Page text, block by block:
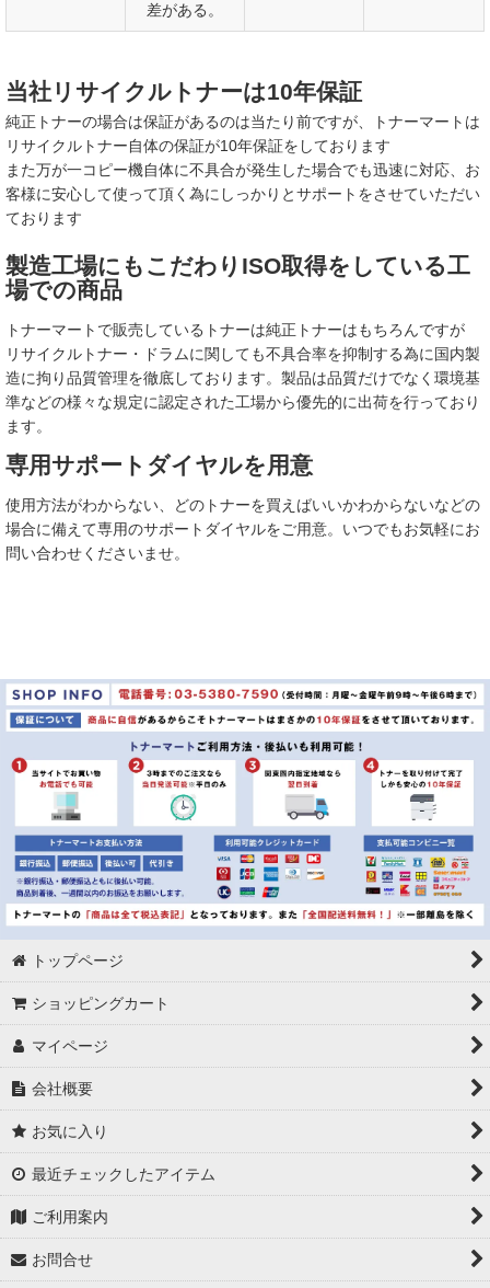
差がある。
当社リサイクルトナーは10年保証
純正トナーの場合は保証があるのは当たり前ですが、トナーマートは
リサイクルトナー自体の保証が10年保証をしております
また万が一コピー機自体に不具合が発生した場合でも迅速に対応、お
客様に安心して使って頂く為にしっかりとサポートをさせていただい
ております
製造工場にもこだわりISO取得をしている工
場での商品
トナーマートで販売しているトナーは純正トナーはもちろんですが
リサイクルトナー・ドラムに関しても不具合率を抑制する為に国内製
造に拘り品質管理を徹底しております。製品は品質だけでなく環境基
準などの様々な規定に認定された工場から優先的に出荷を行っており
ます。
専用サポートダイヤルを用意
使用方法がわからない、どのトナーを買えばいいかわからないなどの
場合に備えて専用のサポートダイヤルをご用意。いつでもお気軽にお
問い合わせくださいませ。
トップページ
ショッピングカート
マイページ
会社概要
お気に入り
最近チェックしたアイテム
ご利用案内
お問合せ